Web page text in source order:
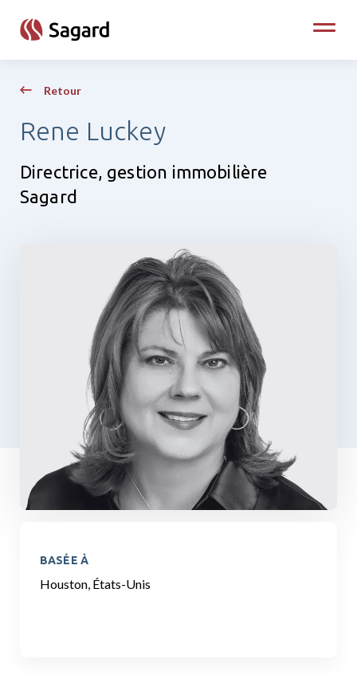
Toggle
Retour
Rene Luckey
Directrice, gestion immobilière
Sagard
BASÉE À
Houston, États-Unis